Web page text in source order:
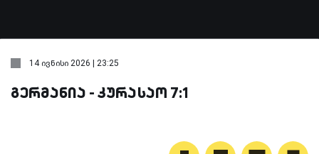
14 ივნისი 2026 | 23:25
გერმანია - კურასაო 7:1